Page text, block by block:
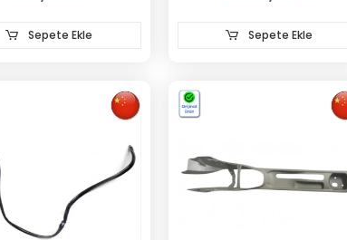
Sepete Ekle Sepete Ekle